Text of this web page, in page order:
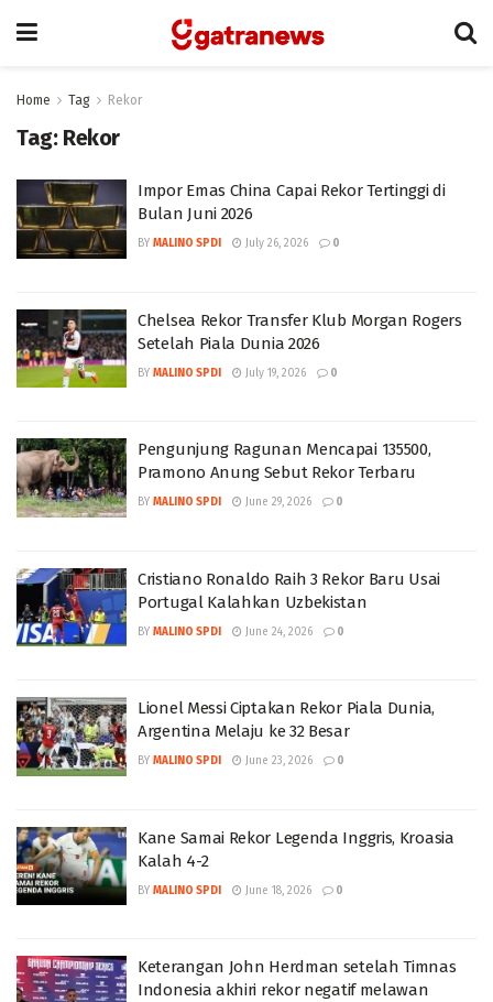
Home Tag Rekor
Tag: Rekor
Impor Emas China Capai Rekor Tertinggi di
Bulan Juni 2026
BY MALINO SPDI July 26, 2026 0
Chelsea Rekor Transfer Klub Morgan Rogers
Setelah Piala Dunia 2026
BY MALINO SPDI July 19, 2026 0
Pengunjung Ragunan Mencapai 135500,
Pramono Anung Sebut Rekor Terbaru
BY MALINO SPDI June 29, 2026 0
Cristiano Ronaldo Raih 3 Rekor Baru Usai
Portugal Kalahkan Uzbekistan
BY MALINO SPDI June 24, 2026 0
Lionel Messi Ciptakan Rekor Piala Dunia,
Argentina Melaju ke 32 Besar
BY MALINO SPDI June 23, 2026 0
Kane Samai Rekor Legenda Inggris, Kroasia
Kalah 4-2
BY MALINO SPDI June 18, 2026 0
Keterangan John Herdman setelah Timnas
Indonesia akhiri rekor negatif melawan